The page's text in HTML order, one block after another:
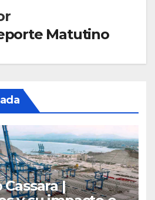
Matutino
|